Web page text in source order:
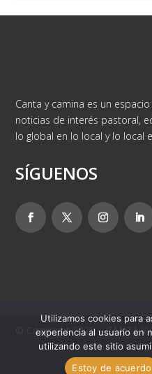
Canta y camina es un
noticias de interés pastoral,
lo global en lo local y lo local
SÍGUENOS
© Copyright 2025 – CANTA Y
Utilizamos cookies para
experiencia al usuario en
utilizando este sitio
Estoy de acuerdo